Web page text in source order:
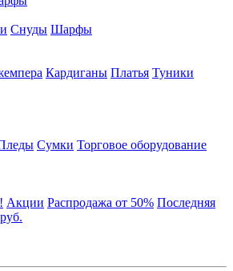
Снуды Шарфы
Кардиганы Платья Туники
Сумки Торговое оборудование
Акции Распродажа от 50% Последняя